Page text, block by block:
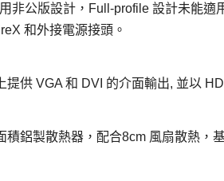
非公版設計，Full-profile 設計未能適
和外接電源接頭。
提供 VGA 和 DVI 的介面輸出, 並以
積鋁製散熱器，配合8cm 風扇散熱，